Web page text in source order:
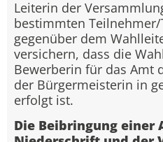
Leiterin der
bestimmten
gegenüber dem
versichern, dass die
Bewerberin für das Amt
der Bürgermeisterin in
erfolgt ist.
Die Beibringung einer